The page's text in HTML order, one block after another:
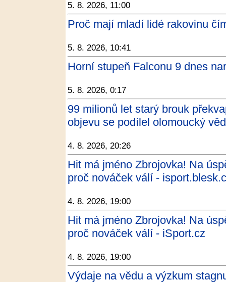
5. 8. 2026, 11:00
Proč mají mladí lidé rakovinu
5. 8. 2026, 10:41
Horní stupeň Falconu 9 dnes
5. 8. 2026, 0:17
99 milionů let starý brouk
objevu se podílel olomoucký
4. 8. 2026, 20:26
Hit má jméno Zbrojovka! Na
proč nováček válí -
4. 8. 2026, 19:00
Hit má jméno Zbrojovka! Na
proč nováček válí - iSport.cz
4. 8. 2026, 19:00
Výdaje na vědu a výzkum